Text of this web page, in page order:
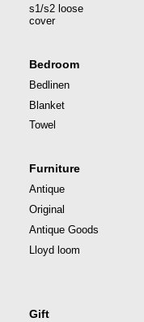
s1/s2 loose
cover
Bedroom
Bedlinen
Blanket
Towel
Furniture
Antique
Original
Antique Goods
Lloyd loom
Gift